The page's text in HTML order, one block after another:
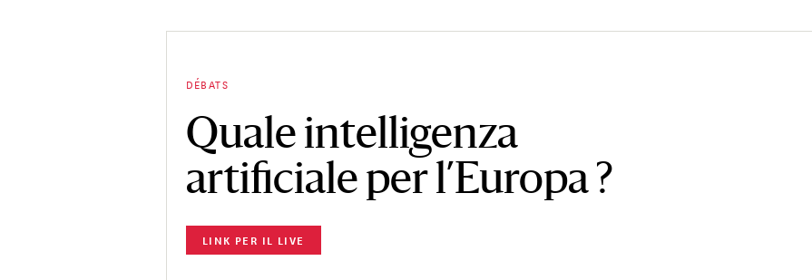
DÉBATS
Quale intelligenza
artificiale per l’Europa ?
LINK PER IL LIVE